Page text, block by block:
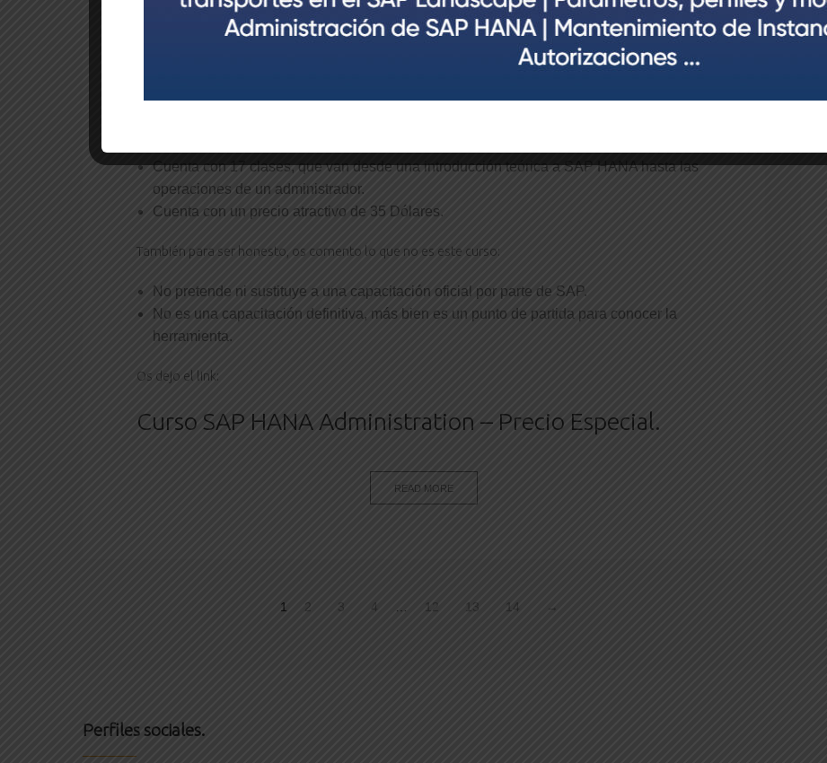
Os dejo algunos puntos de lo que he pretendido con este curso:
Ser un excelente punto de partida para empezar a trabajar con SAP HANA.
está 100% en español. (Puede que un 99,8% realmente
)
Cuenta con 17 clases, que van desde una introducción teórica a SAP HANA hasta las
operaciones de un administrador.
Cuenta con un precio atractivo de 35 Dólares.
También para ser honesto, os comento lo que no es este curso:
No pretende ni sustituye a una capacitación oficial por parte de SAP.
No es una capacitación definitiva, más bien es un punto de partida para conocer la
herramienta.
Os dejo el link:
Curso SAP HANA Administration – Precio Especial.
READ MORE
1 2 3 4 12 13 14 →
Perfiles sociales.